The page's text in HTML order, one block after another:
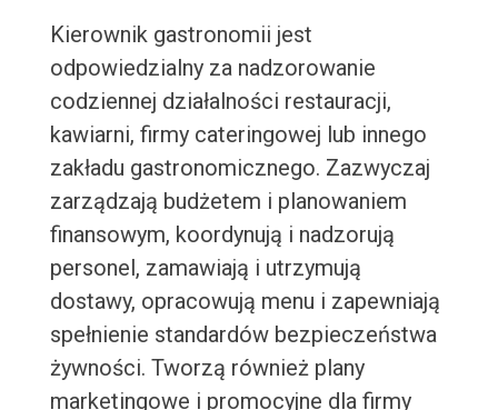
Kierownik gastronomii jest
odpowiedzialny za nadzorowanie
codziennej działalności restauracji,
kawiarni, firmy cateringowej lub innego
zakładu gastronomicznego. Zazwyczaj
zarządzają budżetem i planowaniem
finansowym, koordynują i nadzorują
personel, zamawiają i utrzymują
dostawy, opracowują menu i zapewniają
spełnienie standardów bezpieczeństwa
żywności. Tworzą również plany
marketingowe i promocyjne dla firmy